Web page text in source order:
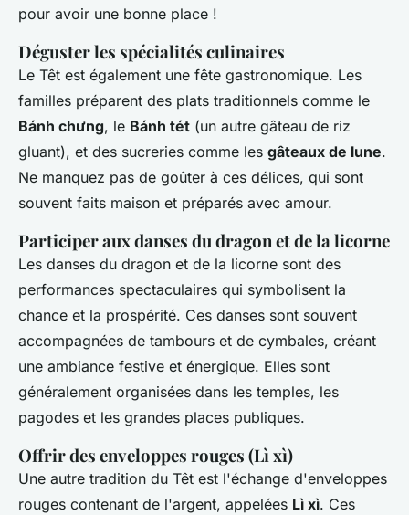
pour avoir une bonne place !
Déguster les spécialités culinaires
Le Têt est également une fête gastronomique. Les
familles préparent des plats traditionnels comme le
Bánh chưng, le Bánh tét (un autre gâteau de riz
gluant), et des sucreries comme les gâteaux de lune.
Ne manquez pas de goûter à ces délices, qui sont
souvent faits maison et préparés avec amour.
Participer aux danses du dragon et de la licorne
Les danses du dragon et de la licorne sont des
performances spectaculaires qui symbolisent la
chance et la prospérité. Ces danses sont souvent
accompagnées de tambours et de cymbales, créant
une ambiance festive et énergique. Elles sont
généralement organisées dans les temples, les
pagodes et les grandes places publiques.
Offrir des enveloppes rouges (Lì xì)
Une autre tradition du Têt est l'échange d'enveloppes
rouges contenant de l'argent, appelées Lì xì. Ces